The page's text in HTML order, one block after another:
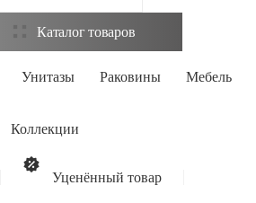
Каталог товаров
Унитазы Раковины Мебель
Коллекции
Уценённый товар